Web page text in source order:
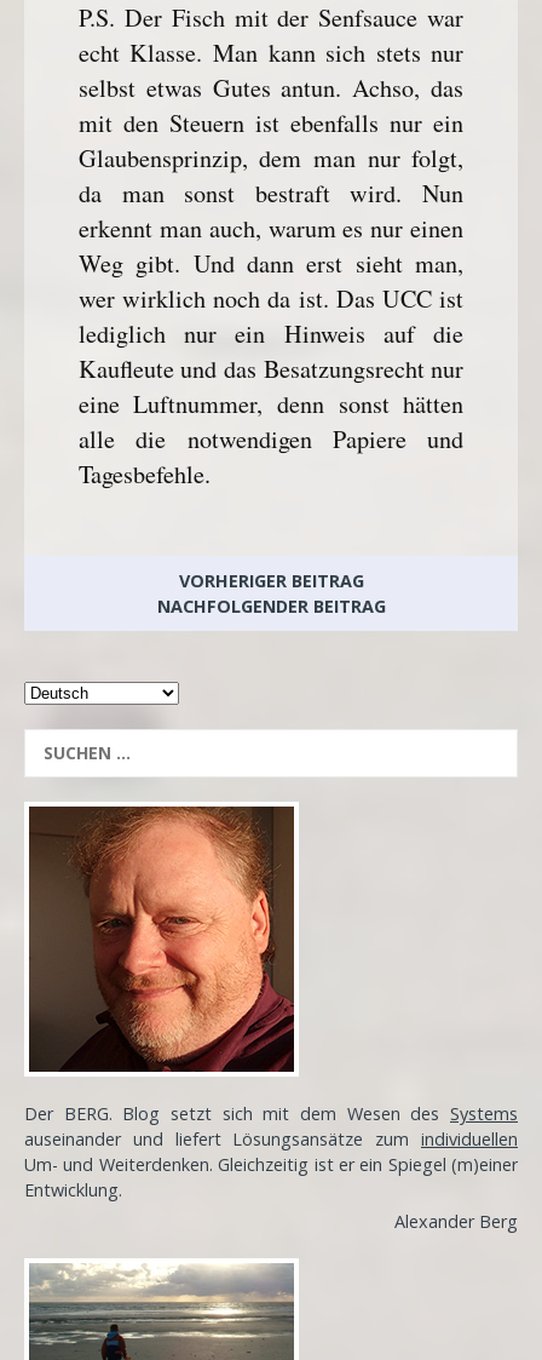
P.S. Der Fisch mit der Senfsauce war
echt Klasse. Man kann sich stets nur
selbst etwas Gutes antun. Achso, das
mit den Steuern ist ebenfalls nur ein
Glaubensprinzip, dem man nur folgt,
da man sonst bestraft wird. Nun
erkennt man auch, warum es nur einen
Weg gibt. Und dann erst sieht man,
wer wirklich noch da ist. Das UCC ist
lediglich nur ein Hinweis auf die
Kaufleute und das Besatzungsrecht nur
eine Luftnummer, denn sonst hätten
alle die notwendigen Papiere und
Tagesbefehle.
VORHERIGER BEITRAG
NACHFOLGENDER BEITRAG
Der BERG. Blog setzt sich mit dem Wesen des Systems
auseinander und liefert Lösungsansätze zum individuellen
Um- und Weiterdenken. Gleichzeitig ist er ein Spiegel (m)einer
Entwicklung.
Alexander Berg